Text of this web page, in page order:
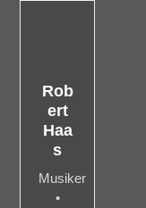
Rob
ert
Haa
s
Musiker
•